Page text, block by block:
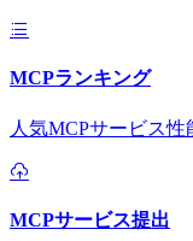
MCPランキング
人気MCPサービス
MCPサービス提出